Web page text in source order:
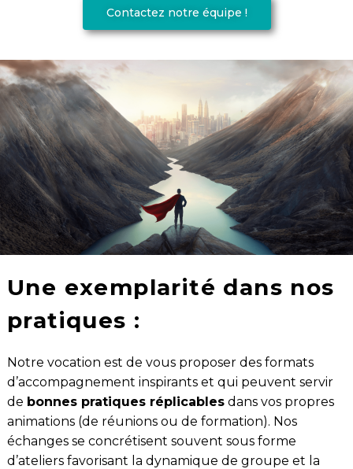
Contactez notre équipe !
Une exemplarité dans nos
pratiques :
Notre vocation est de vous proposer des formats
d’accompagnement inspirants et qui peuvent servir
de bonnes pratiques réplicablesdans vos propres
animations (de réunions ou de formation). Nos
échanges se concrétisent souvent sous forme
d’ateliers favorisant la dynamique de groupe et la